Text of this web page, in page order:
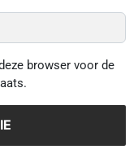
browser voor de